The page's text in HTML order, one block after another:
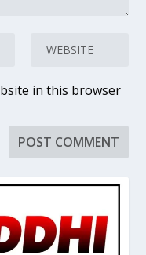
in this browser